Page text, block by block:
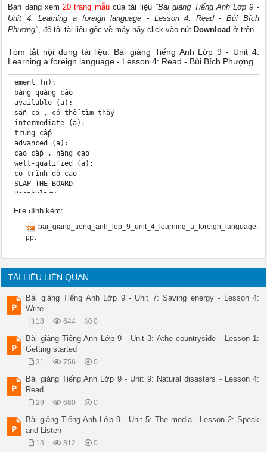
Bạn đang xem20 trang mẫucủa tài liệu "Bài giảng Tiếng Anh Lớp 9 -
Unit 4: Learning a foreign language - Lesson 4: Read - Bùi Bích
Phượng", để tải tài liệu gốc về máy hãy click vào nút Download ở trên
Tóm tắt nội dung tài liệu: Bài giảng Tiếng Anh Lớp 9 - Unit 4:
Learning a foreign language - Lesson 4: Read - Bùi Bích Phượng
ement (n):
bảng quảng cáo
available (a):
sẵn có , có thể tìm thấy
intermediate (a):
trung cấp
advanced (a):
cao cấp , nâng cao
well-qualified (a):
có trình độ cao
SLAP THE BOARD
Vocabulary
UNIT 4
LEARNING A FOREIGN LANGUAGE
Lesson 3: READ ( P. 36)
UNIT 4
Lesson 3: READ ( P. 36)
Slap the board
Set the scene
Advertisements
Vocabulary
Shark attack
UNIT 4
LEARNING A FOREIGN LANGUAGE
Lesson 3: READ ( P. 36)
UNIT 4
Lesson 3: READ ( P. 36)
LEARNING A FOREIGN LANGUAGE
UNIT 4
Lesson 3: READ ( P. 36)
Slap the board
Set the scene
Pre- reading
File đính kèm:
bai_giang_tieng_anh_lop_9_unit_4_learning_a_foreign_language.
ppt
TÀI LIỆU LIÊN QUAN
Bài giảng Tiếng Anh Lớp 9 - Unit 7: Saving energy - Lesson 4:
Write
18 644 0
Bài giảng Tiếng Anh Lớp 9 - Unit 3: Athe countryside - Lesson 1:
Getting started
31 756 0
Bài giảng Tiếng Anh Lớp 9 - Unit 9: Natural disasters - Lesson 4:
Read
29 680 0
Bài giảng Tiếng Anh Lớp 9 - Unit 5: The media - Lesson 2: Speak
and Listen
13 812 0